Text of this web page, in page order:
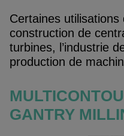
Certaines utilisations
construction de
turbines, l’industrie
production de
GANTRY